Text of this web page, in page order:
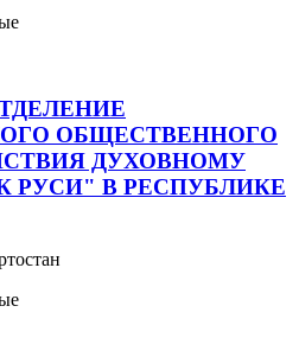
ОБЩЕСТВЕННОГО
ДУХОВНОМУ
РУСИ" В РЕСПУБЛИКЕ